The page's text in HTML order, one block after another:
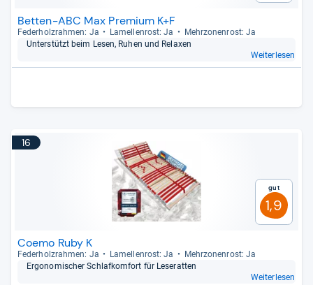
Betten-ABC Max Premium K+F
Feder­holz­rah­men: Ja Lamel­len­rost: Ja
Mehr­zo­nen­rost: Ja
Unter­stützt beim Lesen, Ruhen und Rela­xen
Weiterlesen
16
Gut
1,9
Coemo Ruby K
Feder­holz­rah­men: Ja Lamel­len­rost: Ja
Mehr­zo­nen­rost: Ja
Ergo­no­mi­scher Schlaf­kom­fort für Lese­rat­ten
Weiterlesen